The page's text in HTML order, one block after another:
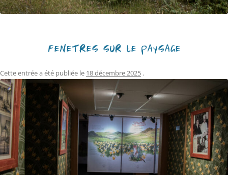
FENÊTRES SUR LE PAYSAGE
Cette entrée a été publiée le 18 décembre 2025 .